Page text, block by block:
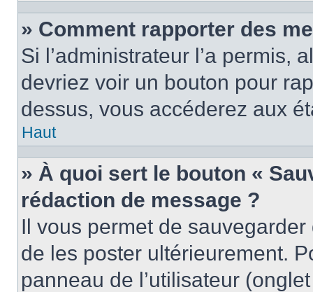
» Comment rapporter des
Si l’administrateur l’a permis,
devriez voir un bouton pour
dessus, vous accéderez aux
Haut
» À quoi sert le bouton «
rédaction de message ?
Il vous permet de
de les poster ultérieurement.
panneau de l’utilisateur